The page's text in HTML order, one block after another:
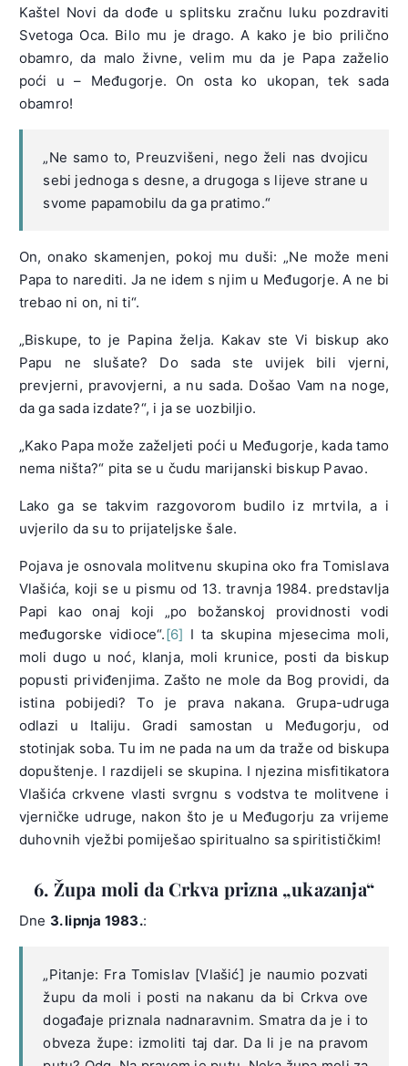
Kaštel Novi da dođe u splitsku zračnu luku pozdraviti
Svetoga Oca. Bilo mu je drago. A kako je bio prilično
obamro, da malo živne, velim mu da je Papa zaželio
poći u – Međugorje. On osta ko ukopan, tek sada
obamro!
„Ne samo to, Preuzvišeni, nego želi nas dvojicu
sebi jednoga s desne, a drugoga s lijeve strane u
svome papamobilu da ga pratimo.“
On, onako skamenjen, pokoj mu duši: „Ne može meni
Papa to narediti. Ja ne idem s njim u Međugorje. A ne bi
trebao ni on, ni ti“.
„Biskupe, to je Papina želja. Kakav ste Vi biskup ako
Papu ne slušate? Do sada ste uvijek bili vjerni,
prevjerni, pravovjerni, a nu sada. Došao Vam na noge,
da ga sada izdate?“, i ja se uozbiljio.
„Kako Papa može zaželjeti poći u Međugorje, kada tamo
nema ništa?“ pita se u čudu marijanski biskup Pavao.
Lako ga se takvim razgovorom budilo iz mrtvila, a i
uvjerilo da su to prijateljske šale.
Pojava je osnovala molitvenu skupina oko fra Tomislava
Vlašića, koji se u pismu od 13. travnja 1984. predstavlja
Papi kao onaj koji „po božanskoj providnosti vodi
međugorske vidioce“.[6] I ta skupina mjesecima moli,
moli dugo u noć, klanja, moli krunice, posti da biskup
popusti priviđenjima. Zašto ne mole da Bog providi, da
istina pobijedi? To je prava nakana. Grupa-udruga
odlazi u Italiju. Gradi samostan u Međugorju, od
stotinjak soba. Tu im ne pada na um da traže od biskupa
dopuštenje. I razdijeli se skupina. I njezina misfitikatora
Vlašića crkvene vlasti svrgnu s vodstva te molitvene i
vjerničke udruge, nakon što je u Međugorju za vrijeme
duhovnih vježbi pomiješao spiritualno sa spiritističkim!
6. Župa moli da Crkva prizna „ukazanja“
Dne 3. lipnja 1983.:
„Pitanje: Fra Tomislav [Vlašić] je naumio pozvati
župu da moli i posti na nakanu da bi Crkva ove
događaje priznala nadnaravnim. Smatra da je i to
obveza župe: izmoliti taj dar. Da li je na pravom